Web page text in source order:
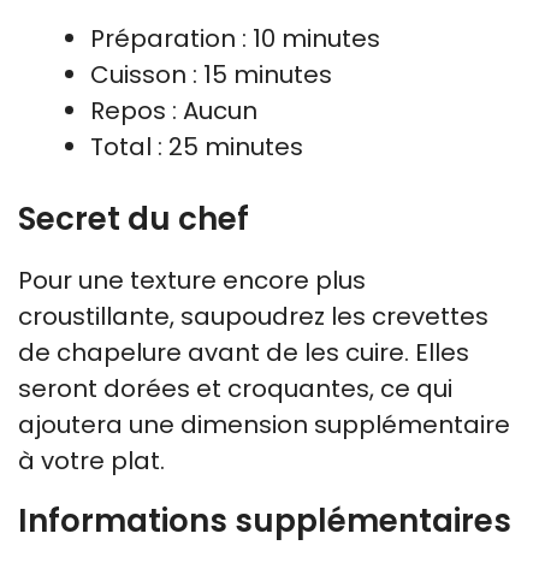
Préparation : 10 minutes
Cuisson : 15 minutes
Repos : Aucun
Total : 25 minutes
Secret du chef
Pour une texture encore plus
croustillante, saupoudrez les crevettes
de chapelure avant de les cuire. Elles
seront dorées et croquantes, ce qui
ajoutera une dimension supplémentaire
à votre plat.
Informations supplémentaires